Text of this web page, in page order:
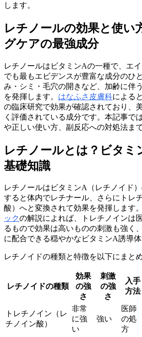
します。
レチノールの効果と使い
グケアの最強成分
レチノールはビタミンAの一種で、エ
でも最もエビデンスが豊富な成分のひ
み・シミ・毛穴の開きなど、加齢に伴
を発揮します。 はなふさ皮膚科による
の臨床研究で効果が確認されており、
く評価されている成分です。本記事で
や正しい使い方、副反応への対処法ま
レチノールとは？ビタミ
基礎知識
レチノールはビタミンA（レチノイド
すると体内でレチナール、さらにトレ
酸）へと変換されて効果を発揮します。
ックの解説によれば、トレチノインは
るもので効果は高いものの刺激も強く
に配合できる穏やかなビタミンA誘導体
レチノイドの種類と特徴を以下にまとめ
レチノイドの種類
効果
の強
さ
刺激
の強
さ
入手
方法
トレチノイン（レ
チノイン酸）
非常
に強
い
強い
医師
の処
方